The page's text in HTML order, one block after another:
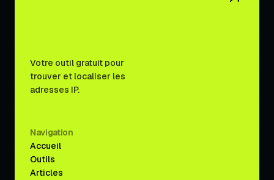
Votre outil gratuit pour
trouver et localiser les
adresses IP.
Navigation
Accueil
Outils
Articles